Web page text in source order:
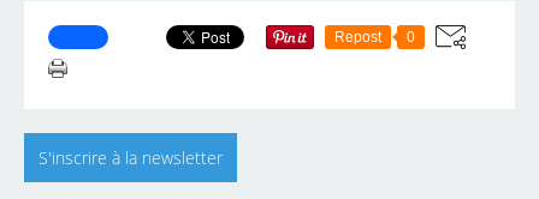
Repost 0
S'inscrire à la newsletter